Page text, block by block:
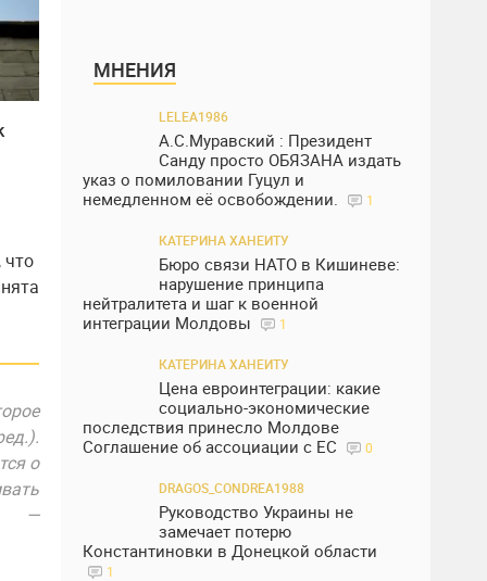
).
о
—
МНЕНИЯ
LELEA1986
А.С.Муравский : Президент
Санду просто ОБЯЗАНА издать
указ о помиловании Гуцул и
немедленном её освобождении.
1
КАТЕРИНА ХАНЕИТУ
Бюро связи НАТО в Кишиневе:
нарушение принципа
нейтралитета и шаг к военной
интеграции Молдовы
1
КАТЕРИНА ХАНЕИТУ
Цена евроинтеграции: какие
социально-экономические
последствия принесло Молдове
Соглашение об ассоциации с ЕС
0
DRAGOS_CONDREA1988
Руководство Украины не
замечает потерю
Константиновки в Донецкой области
1